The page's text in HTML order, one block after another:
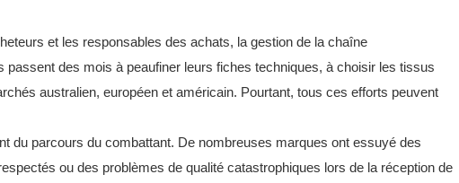
et les responsables des achats, la gestion de la chaîne
des mois à peaufiner leurs fiches techniques, à choisir les tissus
australien, européen et américain. Pourtant, tous ces efforts peuvent
du parcours du combattant. De nombreuses marques ont essuyé des
ou des problèmes de qualité catastrophiques lors de la réception de